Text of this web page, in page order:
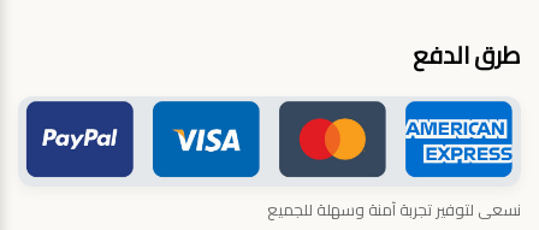
طرق الدفع
نسعى لتوفير تجربة آمنة وسهلة للجميع